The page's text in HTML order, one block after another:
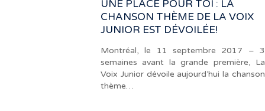
UNE PLACE POUR TOI : LA
CHANSON THÈME DE LA VOIX
JUNIOR EST DÉVOILÉE!
Montréal, le 11 septembre 2017 – 3
semaines avant la grande première, La
Voix Junior dévoile aujourd’hui la chanson
thème…